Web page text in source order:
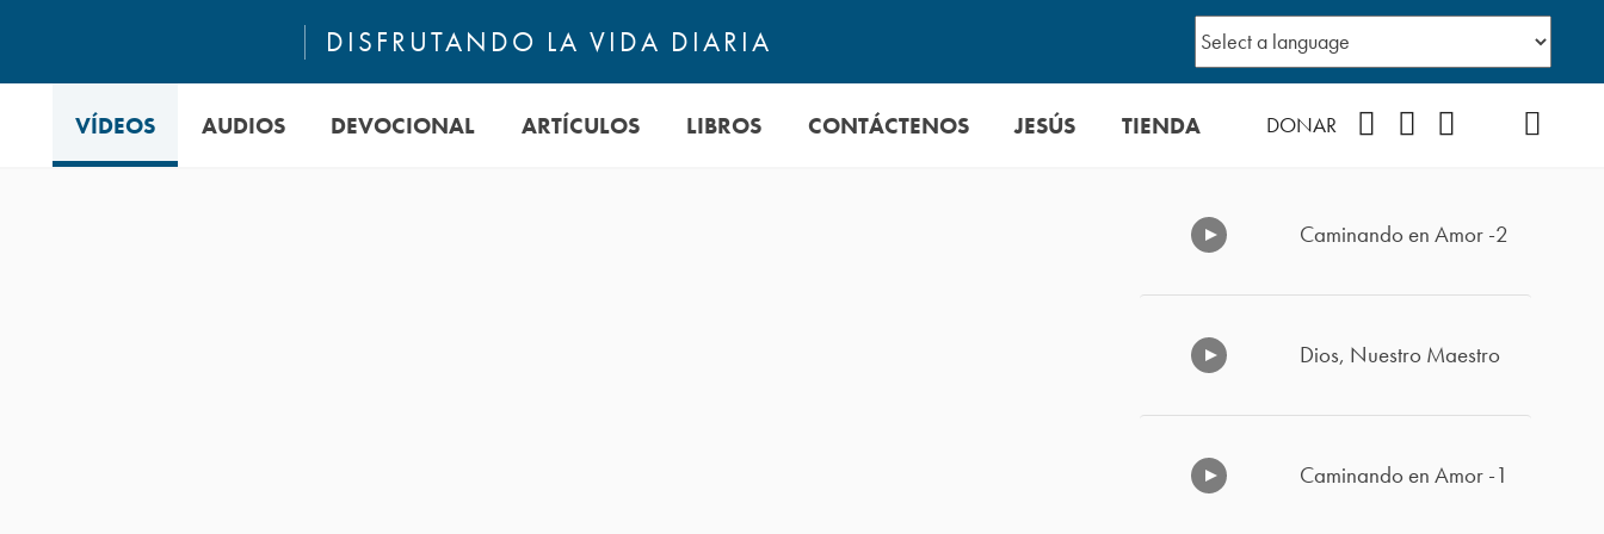
DISFRUTANDO LA VIDA DIARIA
VÍDEOS AUDIOS DEVOCIONAL ARTÍCULOS LIBROS CONTÁCTENOS JESÚS TIENDA DONAR
Caminando en Amor -2
Dios, Nuestro Maestro
Caminando en Amor -1